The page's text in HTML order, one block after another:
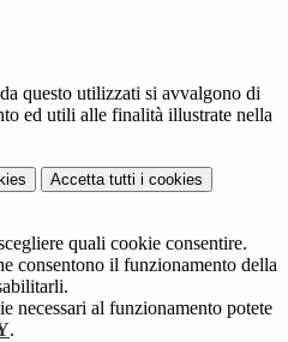
questo utilizzati si avvalgono di
ed utili alle finalità illustrate nella
Accetta tutti i cookies
quali cookie consentire.
consentono il funzionamento della
necessari al funzionamento potete
.